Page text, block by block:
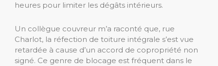
heures pour limiter les dégâts intérieurs.
Un collègue couvreur m’a raconté que, rue
Charlot, la réfection de toiture intégrale s’est vue
retardée à cause d’un accord de copropriété non
signé. Ce genre de blocage est fréquent dans le